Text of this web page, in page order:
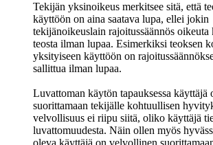
Tekijän yksinoikeus merkitsee sitä, että
käyttöön on aina saatava lupa, ellei jokin
tekijänoikeuslain rajoitussäännös oikeuta
teosta ilman lupaa. Esimerkiksi teoksen
yksityiseen käyttöön on
sallittua ilman lupaa.
Luvattoman käytön tapauksessa
suorittamaan tekijälle kohtuullisen
velvollisuus ei riipu siitä, oliko käyttäjä
luvattomuudesta. Näin ollen myös